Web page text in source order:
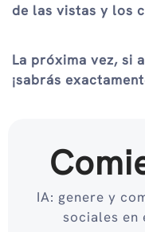
de las vistas y los
La próxima vez, si
¡sabrás
IA: genere y
sociales en